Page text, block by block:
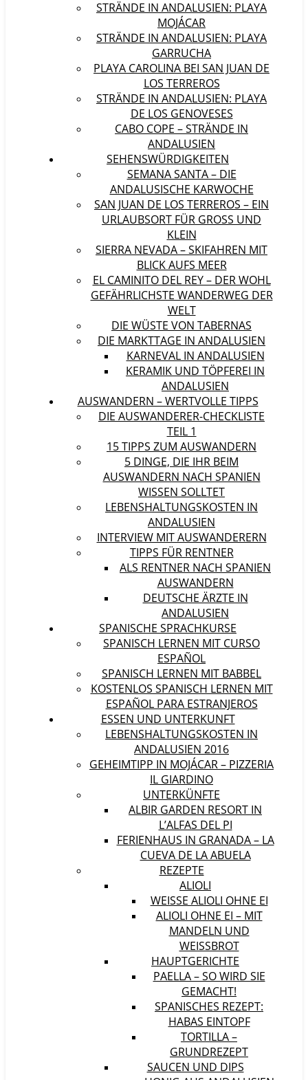
STRÄNDE IN ANDALUSIEN: PLAYA
MOJÁCAR
STRÄNDE IN ANDALUSIEN: PLAYA
GARRUCHA
PLAYA CAROLINA BEI SAN JUAN DE
LOS TERREROS
STRÄNDE IN ANDALUSIEN: PLAYA
DE LOS GENOVESES
CABO COPE – STRÄNDE IN
ANDALUSIEN
SEHENSWÜRDIGKEITEN
SEMANA SANTA – DIE
ANDALUSISCHE KARWOCHE
SAN JUAN DE LOS TERREROS – EIN
URLAUBSORT FÜR GROSS UND K
LEIN
SIERRA NEVADA – SKIFAHREN MIT
BLICK AUFS MEER
EL CAMINITO DEL REY – DER WOHL
GEFÄHRLICHSTE WANDERWEG DER
WELT
DIE WÜSTE VON TABERNAS
DIE MARKTTAGE IN ANDALUSIEN
KARNEVAL IN ANDALUSIEN
KERAMIK UND TÖPFEREI IN
ANDALUSIEN
AUSWANDERN – WERTVOLLE TIPPS
DIE AUSWANDERER-CHECKLISTE
TEIL 1
15 TIPPS ZUM AUSWANDERN
5 DINGE, DIE IHR BEIM
AUSWANDERN NACH SPANIEN
WISSEN SOLLTET
LEBENSHALTUNGSKOSTEN IN
ANDALUSIEN
INTERVIEW MIT AUSWANDERERN
TIPPS FÜR RENTNER
ALS RENTNER NACH SPANIEN
AUSWANDERN
DEUTSCHE ÄRZTE IN
ANDALUSIEN
SPANISCHE SPRACHKURSE
SPANISCH LERNEN MIT CURSO
ESPAÑOL
SPANISCH LERNEN MIT BABBEL
KOSTENLOS SPANISCH LERNEN MIT
ESPAÑOL PARA ESTRANJEROS
ESSEN UND UNTERKUNFT
LEBENSHALTUNGSKOSTEN IN
ANDALUSIEN 2016
GEHEIMTIPP IN MOJÁCAR – PIZZERIA
IL GIARDINO
UNTERKÜNFTE
ALBIR GARDEN RESORT IN
L’ALFAS DEL PI
FERIENHAUS IN GRANADA – LA
CUEVA DE LA ABUELA
REZEPTE
ALIOLI
WEISSE ALIOLI OHNE EI
ALIOLI OHNE EI – MIT
MANDELN UND
WEISSBROT
HAUPTGERICHTE
PAELLA – SO WIRD SIE
GEMACHT!
SPANISCHES REZEPT:
HABAS EINTOPF
TORTILLA –
GRUNDREZEPT
SAUCEN UND DIPS